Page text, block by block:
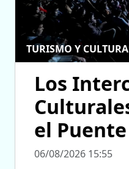
TURISMO Y CULTURA
Los
el
06/08/2026 15:55